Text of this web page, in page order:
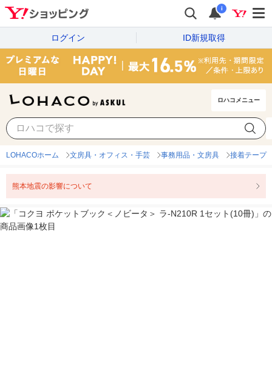
i
ログイン ID新規取得
ロハコメニュー
LOHACOホーム 文房具・オフィス・手芸 事務用品・文房具 接着テープ
熊本地震の影響について